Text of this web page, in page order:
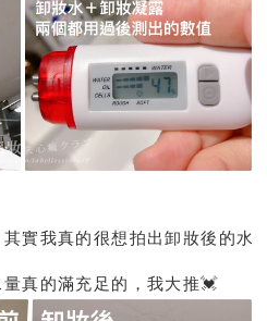
實我真的很想拍出卸妝後的水
真的滿充足的，我大推💓